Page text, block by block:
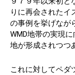
りに再会されたイ
の事例を挙げなが
WMD地帯の実現
地が形成されつつ
これに対してペダ